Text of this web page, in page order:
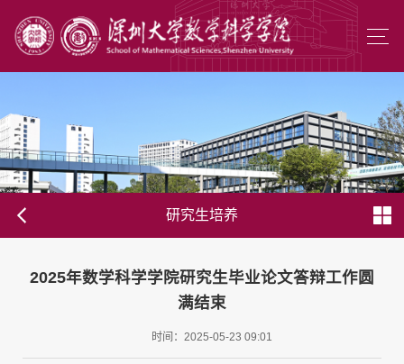
研究生培养
2025年数学科学学院研究生毕业论文答辩工作圆
满结束
时间：2025-05-23 09:01